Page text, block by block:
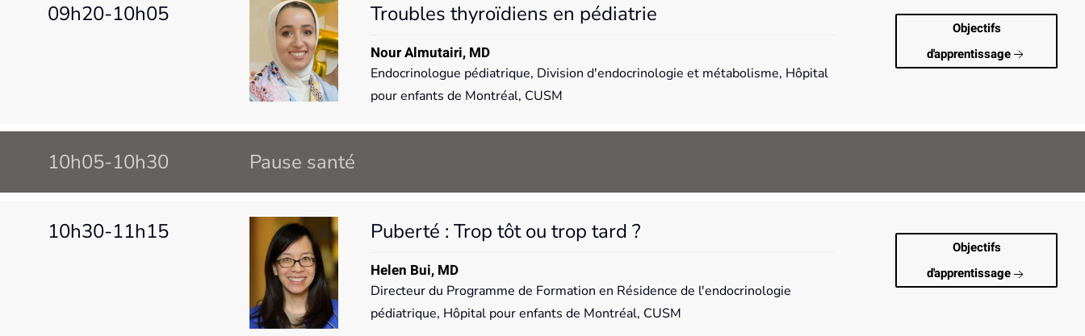
09h20-10h05 Troubles thyroïdiens en pédiatrie
Nour Almutairi, MD
Endocrinologue pédiatrique, Division d'endocrinologie et métabolisme, Hôpital
pour enfants de Montréal, CUSM
Objectifs
d'apprentissage
10h05-10h30 Pause santé
10h30-11h15 Puberté : Trop tôt ou trop tard ?
Helen Bui, MD
Directeur du Programme de Formation en Résidence de l'endocrinologie
pédiatrique, Hôpital pour enfants de Montréal, CUSM
Objectifs
d'apprentissage